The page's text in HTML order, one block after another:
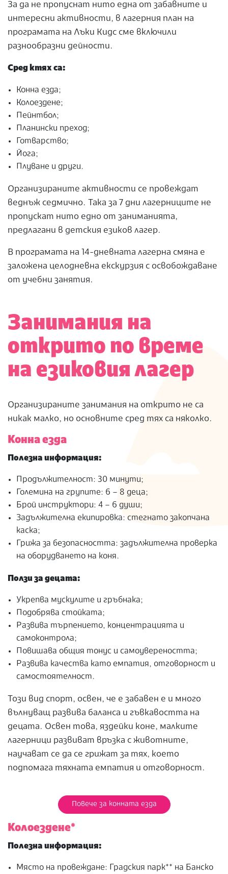
За да не пропуснат нито една от забавните и
интересни активности, в лагерния план на
програмата на Лъки Кидс сме включили
разнообразни дейности.
Сред ктях са:
Конна езда;
Колоездене;
Пейнтбол;
Планински преход;
Готварство;
Йога;
Плуване и други.
Организираните активности се провеждат
веднъж седмично. Така за 7 дни лагерниците не
пропускат нито едно от заниманията,
предлагани в детския езиков лагер.
В програмата на 14-дневната лагерна смяна е
заложена целодневна екскурзия с освобождаване
от учебни занятия.
Занимания на
открито по време
на езиковия лагер
Организираните занимания на открито не са
никак малко, но основните сред тях са няколко.
Конна езда
Полезна информация:
Продължителност: 30 минути;
Големина на групите: 6 – 8 деца;
Брой инструктори: 4 – 6 души;
Задължителна екипировка: стегнато закопчана
каска;
Грижа за безопасността: задължителна проверка
на оборудването на коня.
Ползи за децата:
Укрепва мускулите и гръбнака;
Подобрява стойката;
Развива търпението, концентрацията и
самоконтрола;
Повишава общия тонус и самоувереността;
Развива качества като емпатия, отговорност и
самостоятелност.
Този вид спорт, освен, че е забавен е и много
вълнуващ развива баланса и гъвкавостта на
децата. Освен това, яздейки коне, малките
лагерници развиват връзка с животните,
научават се да се грижат за тях, което
подпомага тяхната емпатия и отговорност.
Повече за конната езда
Колоездене*
Полезна информация:
Място на провеждане: Градския парк** на Банско